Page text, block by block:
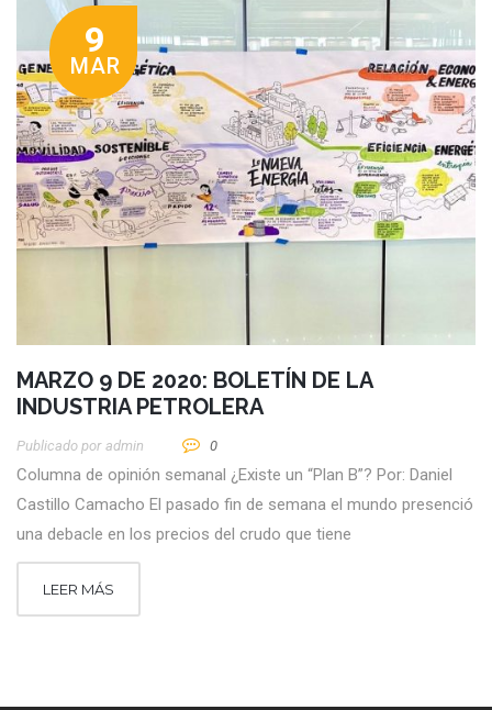
9
MAR
MARZO 9 DE 2020: BOLETÍN DE LA
INDUSTRIA PETROLERA
Publicado por Admin 0
Columna de opinión semanal ¿Existe un “Plan B”? Por: Daniel
Castillo Camacho El pasado fin de semana el mundo presenció
una debacle en los precios del crudo que tiene
LEER MÁS